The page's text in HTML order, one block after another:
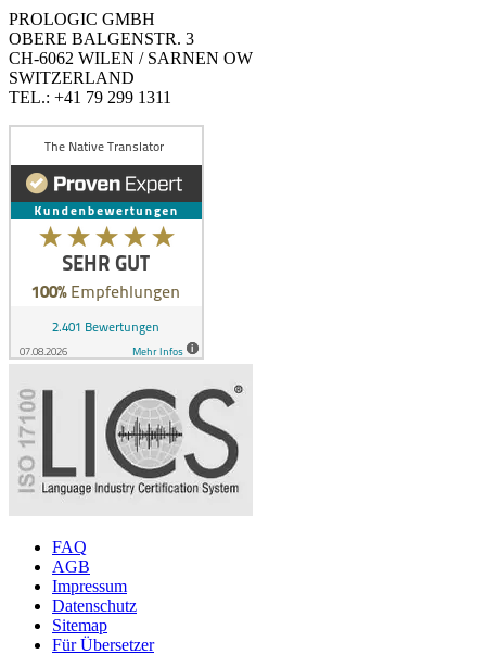
PROLOGIC GMBH
OBERE BALGENSTR. 3
CH-6062 WILEN / SARNEN OW
SWITZERLAND
TEL.: +41 79 299 1311
FAQ
AGB
Impressum
Datenschutz
Sitemap
Für Übersetzer